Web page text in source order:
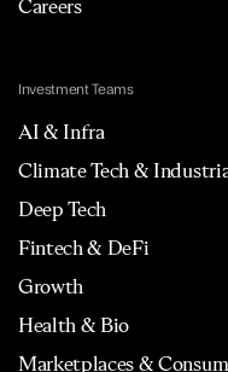
Careers
Investment Teams
AI & Infra
Climate Tech &
Deep Tech
Fintech & DeFi
Growth
Health & Bio
Marketplaces &